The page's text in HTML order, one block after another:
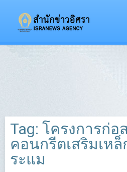
Tag: โครงการก่อ
คอนกรีตเสริมเห
ระแม